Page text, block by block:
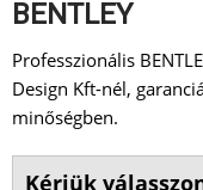
BENTLEY
Professzionális
Design Kft-nél,
minőségben.
Kérjük